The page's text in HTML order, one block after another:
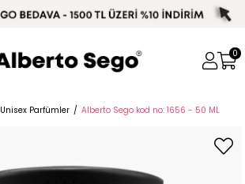
0
Unisex Parfümler Alberto Sego kod no: 1656 - 50 ML